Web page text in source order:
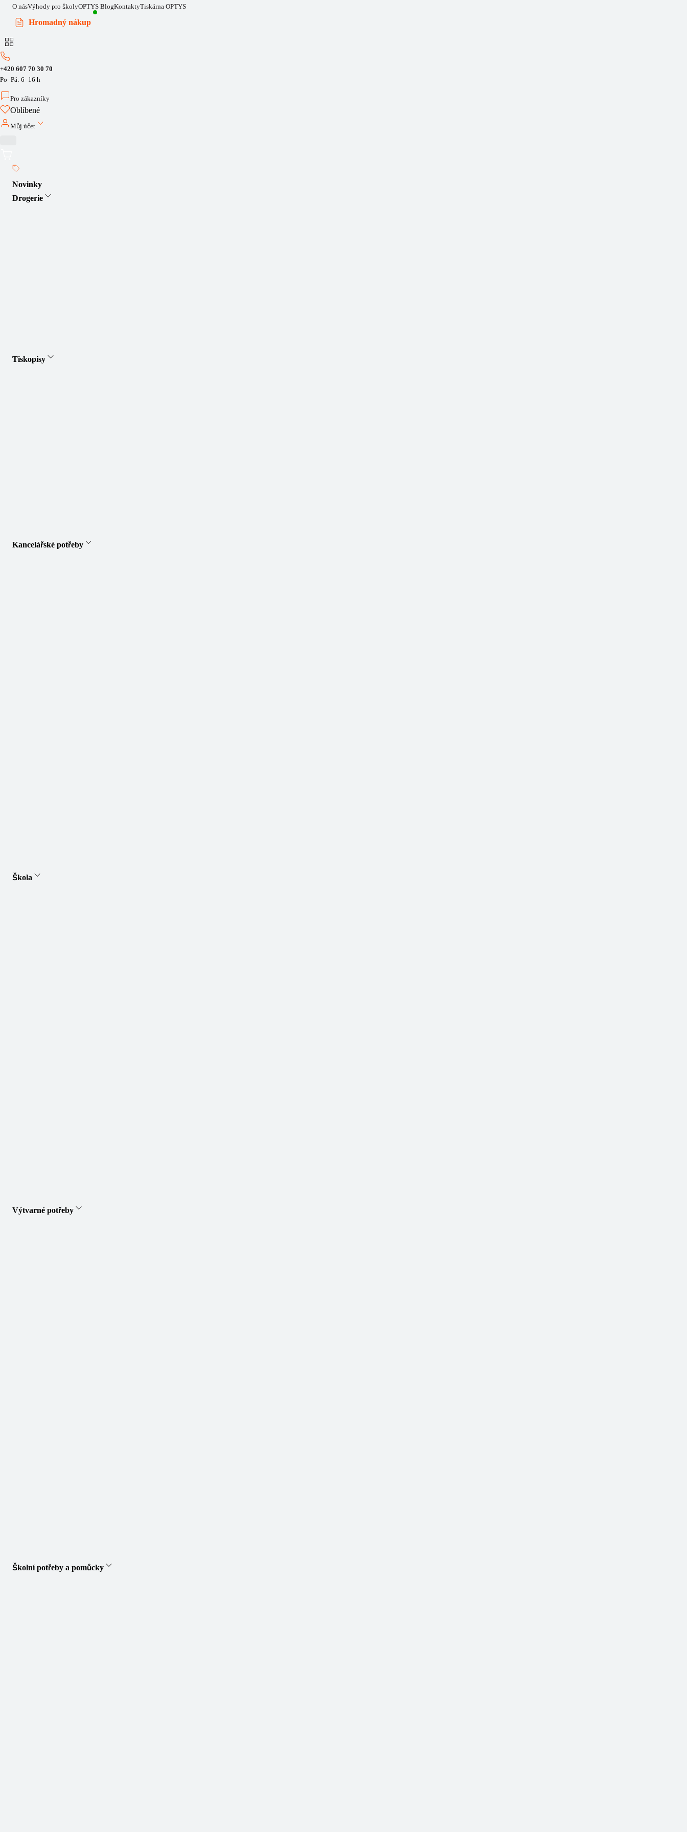
O násVýhody pro školyOPTYS BlogKontaktyTiskárna OPTYS
Hromadný nákup
+420 607 70 30 70
Po–Pá: 6–16 h
Pro zákazníky
Oblíbené
Můj účet
Novinky
Drogerie
Tiskopisy
Kancelářské potřeby
Škola
Výtvarné potřeby
Školní potřeby a pomůcky